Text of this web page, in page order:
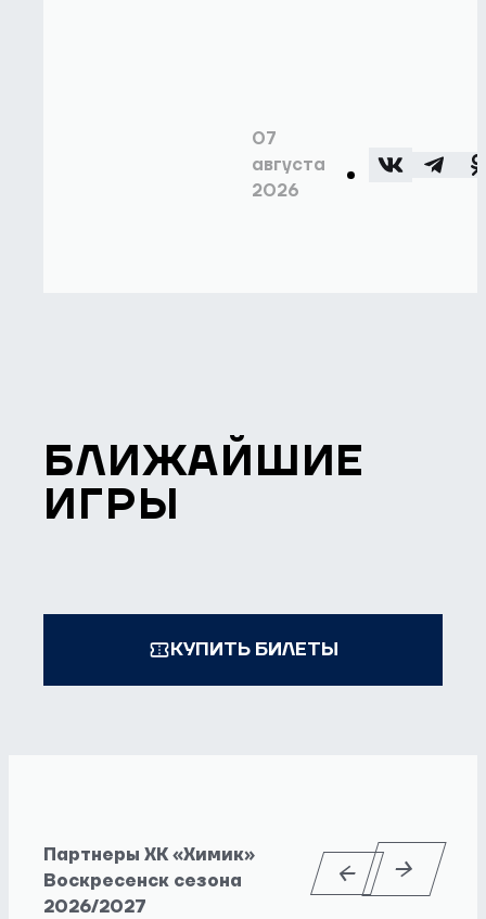
07
августа
2026
БЛИЖАЙШИЕ
ИГРЫ
КУПИТЬ БИЛЕТЫ
Партнеры ХК «Химик»
Воскресенск сезона
2026/2027